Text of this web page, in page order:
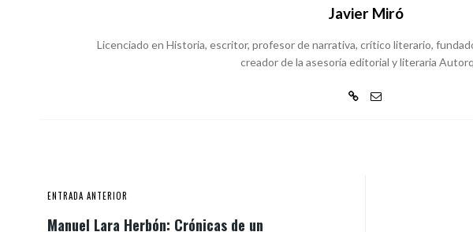
Javier Miró
Licenciado en Historia, escritor, profesor de narrativa, crítico literario,
creador de la asesoría editorial y literaria
ENTRADA ANTERIOR
Manuel Lara Herbón: Crónicas de un